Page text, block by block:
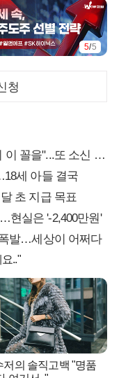
1/5
청
을"...또 소신 발언
세 아들 결국
초 지급 목표
현실은 '-2,400만원'
발…세상이 어쩌다
.."
저의 솔직고백 "명품